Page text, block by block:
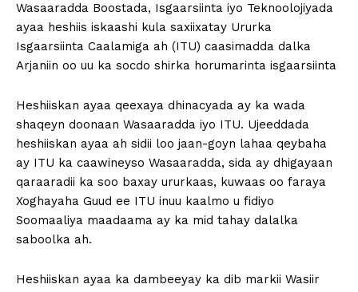
Wasaaradda Boostada, Isgaarsiinta iyo Teknoolojiyada
ayaa heshiis iskaashi kula saxiixatay Ururka
Isgaarsiinta Caalamiga ah (ITU) caasimadda dalka
Arjaniin oo uu ka socdo shirka horumarinta isgaarsiinta
Heshiiskan ayaa qeexaya dhinacyada ay ka wada
shaqeyn doonaan Wasaaradda iyo ITU. Ujeeddada
heshiiskan ayaa ah sidii loo jaan-goyn lahaa qeybaha
ay ITU ka caawineyso Wasaaradda, sida ay dhigayaan
qaraaradii ka soo baxay ururkaas, kuwaas oo faraya
Xoghayaha Guud ee ITU inuu kaalmo u fidiyo
Soomaaliya maadaama ay ka mid tahay dalalka
saboolka ah.
Heshiiskan ayaa ka dambeeyay ka dib markii Wasiir